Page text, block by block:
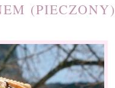
(PIECZONY)